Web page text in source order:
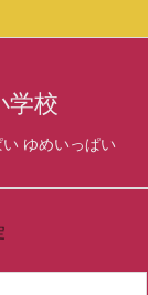
学校
ゆめいっぱい